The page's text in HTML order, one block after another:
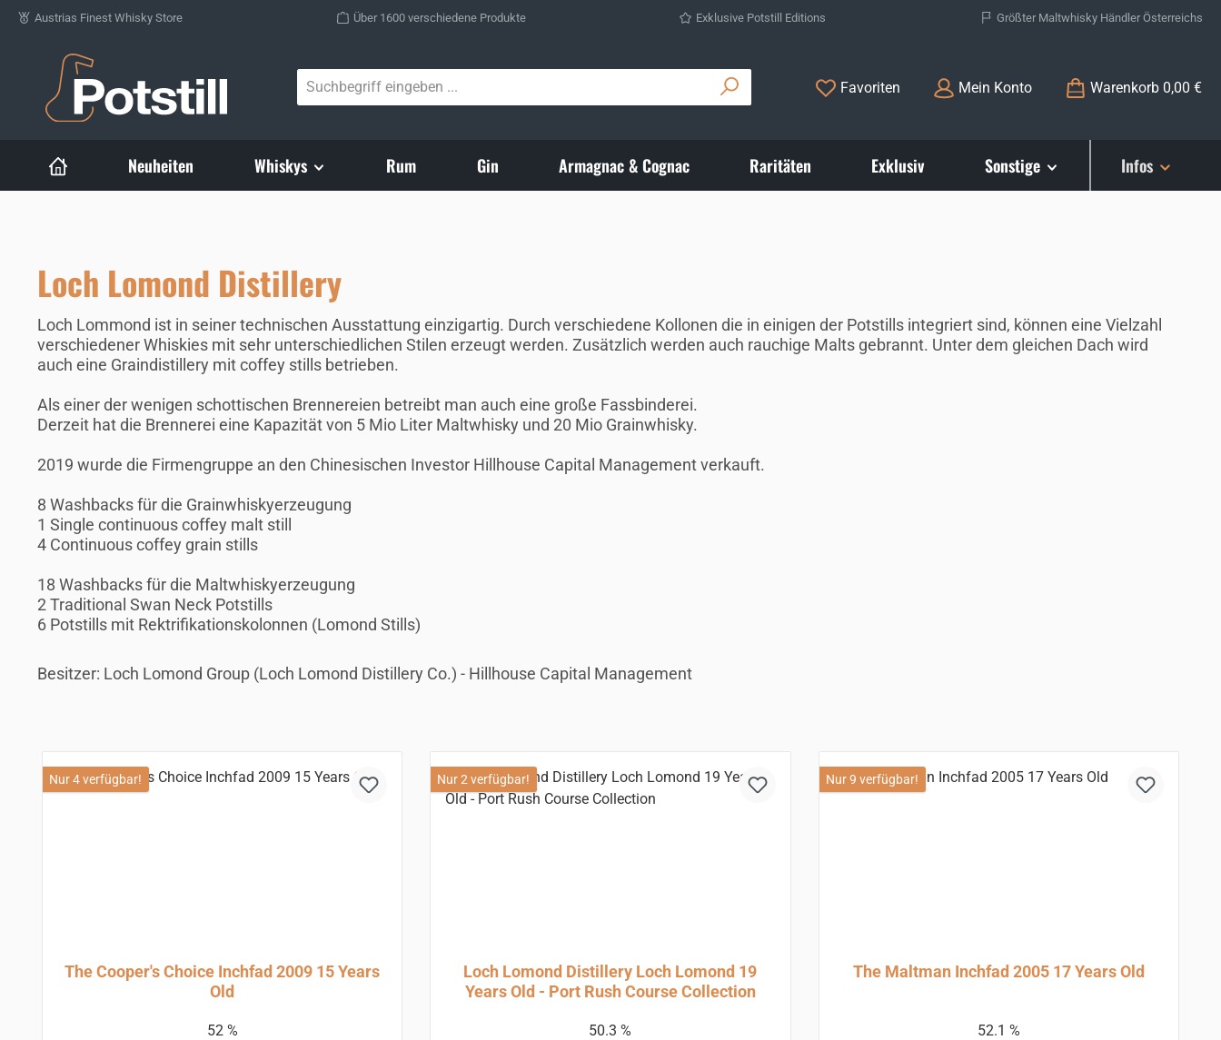
Zum Hauptinhalt springen
Austrias Finest Whisky Store Über 1600 verschiedene Produkte Exklusive Potstill Editions Größter Maltwhisky Händler Österreichs
Favoriten Du hast 0 Produkte auf dem Merkzettel
Mein Konto Warenkorb 0,00 €
Neuheiten Whiskys Rum Gin Armagnac & Cognac Raritäten Exklusiv Sonstige Infos
Loch Lomond Distillery
Loch Lommond ist in seiner technischen Ausstattung einzigartig. Durch verschiedene Kollonen die in einigen der Potstills integriert sind, können eine Vielzahl
verschiedener Whiskies mit sehr unterschiedlichen Stilen erzeugt werden. Zusätzlich werden auch rauchige Malts gebrannt. Unter dem gleichen Dach wird
auch eine Graindistillery mit coffey stills betrieben.
Als einer der wenigen schottischen Brennereien betreibt man auch eine große Fassbinderei.
Derzeit hat die Brennerei eine Kapazität von 5 Mio Liter Maltwhisky und 20 Mio Grainwhisky.
2019 wurde die Firmengruppe an den Chinesischen Investor Hillhouse Capital Management verkauft.
8 Washbacks für die Grainwhiskyerzeugung
1 Single continuous coffey malt still
4 Continuous coffey grain stills
18 Washbacks für die Maltwhiskyerzeugung
2 Traditional Swan Neck Potstills
6 Potstills mit Rektrifikationskolonnen (Lomond Stills)
Besitzer: Loch Lomond Group (Loch Lomond Distillery Co.) - Hillhouse Capital Management
Nur 4 verfügbar!
The Cooper's Choice Inchfad 2009 15 Years
Old
52 %
Nur 2 verfügbar!
Loch Lomond Distillery Loch Lomond 19
Years Old - Port Rush Course Collection
50.3 %
Nur 9 verfügbar!
The Maltman Inchfad 2005 17 Years Old
52.1 %